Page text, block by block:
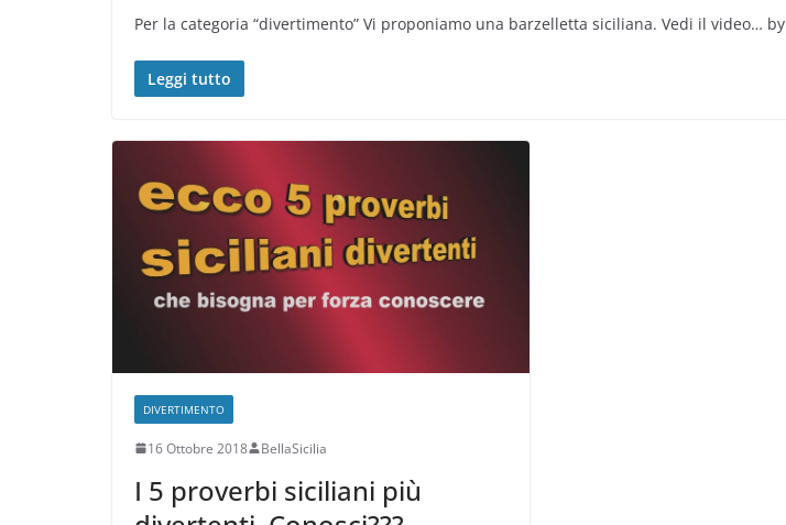
Per la categoria “divertimento” Vi proponiamo una barzelletta siciliana. Vedi il video… by
Leggi tutto
DIVERTIMENTO
16 Ottobre 2018 BellaSicilia
I 5 proverbi siciliani più